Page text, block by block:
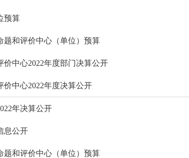
预算
题和评价中心（单位）预算
价中心2022年度部门决算公开
价中心2022年度决算公开
年决算公开
息公开
题和评价中心（单位）预算